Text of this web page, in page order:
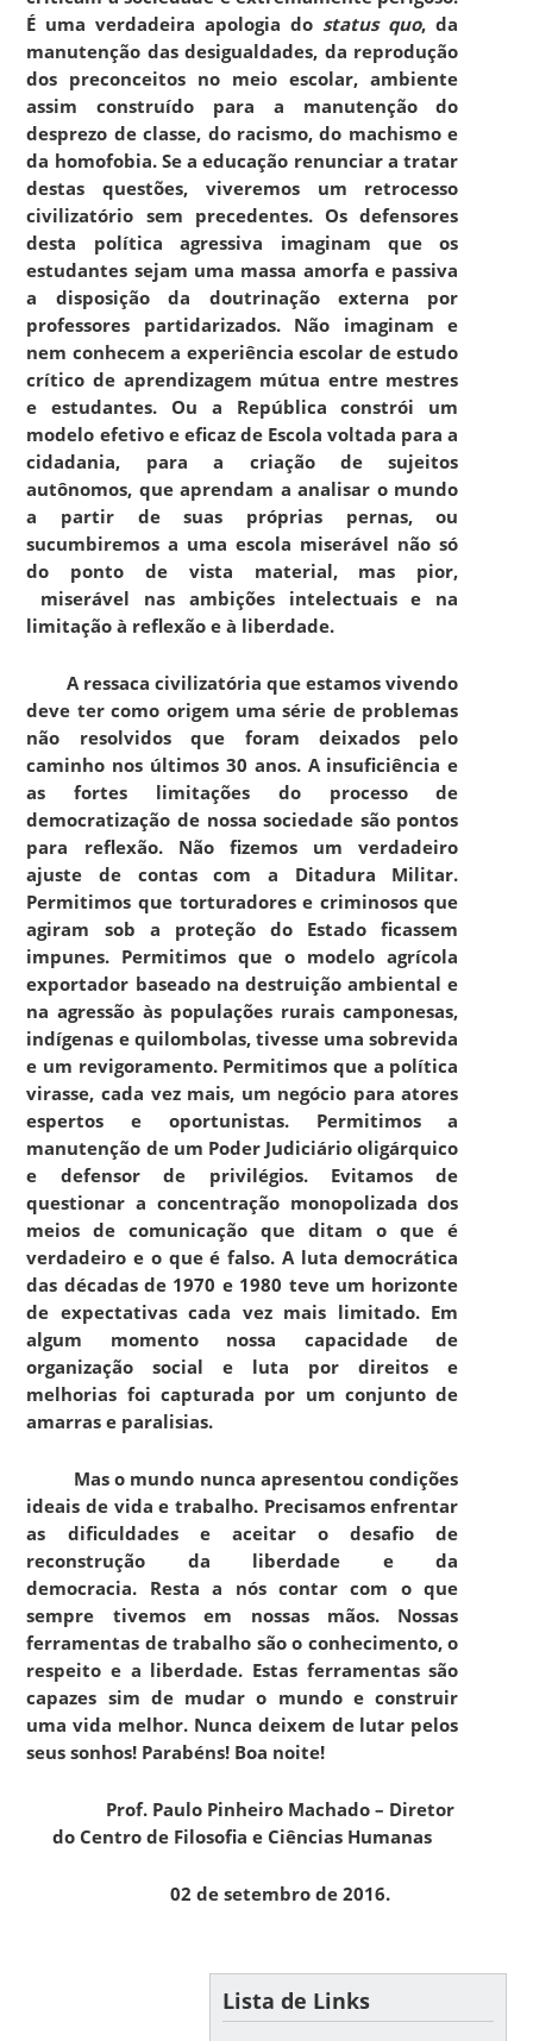
É uma verdadeira apologia do status quo, da
manutenção das desigualdades, da reprodução
dos preconceitos no meio escolar, ambiente
assim construído para a manutenção do
desprezo de classe, do racismo, do machismo e
da homofobia. Se a educação renunciar a tratar
destas questões, viveremos um retrocesso
civilizatório sem precedentes. Os defensores
desta política agressiva imaginam que os
estudantes sejam uma massa amorfa e passiva
a disposição da doutrinação externa por
professores partidarizados. Não imaginam e
nem conhecem a experiência escolar de estudo
crítico de aprendizagem mútua entre mestres
e estudantes. Ou a República constrói um
modelo efetivo e eficaz de Escola voltada para a
cidadania, para a criação de sujeitos
autônomos, que aprendam a analisar o mundo
a partir de suas próprias pernas, ou
sucumbiremos a uma escola miserável não só
do ponto de vista material, mas pior,
miserável nas ambições intelectuais e na
limitação à reflexão e à liberdade.
A ressaca civilizatória que estamos vivendo
deve ter como origem uma série de problemas
não resolvidos que foram deixados pelo
caminho nos últimos 30 anos. A insuficiência e
as fortes limitações do processo de
democratização de nossa sociedade são pontos
para reflexão. Não fizemos um verdadeiro
ajuste de contas com a Ditadura Militar.
Permitimos que torturadores e criminosos que
agiram sob a proteção do Estado ficassem
impunes. Permitimos que o modelo agrícola
exportador baseado na destruição ambiental e
na agressão às populações rurais camponesas,
indígenas e quilombolas, tivesse uma sobrevida
e um revigoramento. Permitimos que a política
virasse, cada vez mais, um negócio para atores
espertos e oportunistas. Permitimos a
manutenção de um Poder Judiciário oligárquico
e defensor de privilégios. Evitamos de
questionar a concentração monopolizada dos
meios de comunicação que ditam o que é
verdadeiro e o que é falso. A luta democrática
das décadas de 1970 e 1980 teve um horizonte
de expectativas cada vez mais limitado. Em
algum momento nossa capacidade de
organização social e luta por direitos e
melhorias foi capturada por um conjunto de
amarras e paralisias.
Mas o mundo nunca apresentou condições
ideais de vida e trabalho. Precisamos enfrentar
as dificuldades e aceitar o desafio de
reconstrução da liberdade e da
democracia. Resta a nós contar com o que
sempre tivemos em nossas mãos. Nossas
ferramentas de trabalho são o conhecimento, o
respeito e a liberdade. Estas ferramentas são
capazes sim de mudar o mundo e construir
uma vida melhor. Nunca deixem de lutar pelos
seus sonhos! Parabéns! Boa noite!
Prof. Paulo Pinheiro Machado – Diretor
do Centro de Filosofia e Ciências Humanas
02 de setembro de 2016.
Lista de Links